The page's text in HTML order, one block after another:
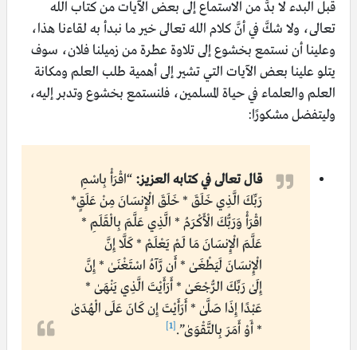
قبل البدء لا بدَّ من الاستماع إلى بعض الآيات من كتاب الله
تعالى، ولا شكَّ في أنَّ كلام الله تعالى خير ما نبدأ به لقاءنا هذا،
وعلينا أن نستمع بخشوع إلى تلاوة عطرة من زميلنا فلان، سوف
يتلو علينا بعض الآيات التي تشير إلى أهمية طلب العلم ومكانة
العلم والعلماء في حياة المسلمين، فلنستمع بخشوع وتدبر إليه،
وليتفضل مشكورًا:
قال تعالى في كتابه العزيز: “اقْرَأْ بِاسْمِ
رَبِّكَ الَّذِي خَلَقَ * خَلَقَ الْإِنسَانَ مِنْ عَلَقٍ*
اقْرَأْ وَرَبُّكَ الْأَكْرَمُ * الَّذِي عَلَّمَ بِالْقَلَمِ *
عَلَّمَ الْإِنسَانَ مَا لَمْ يَعْلَمْ * كَلَّا إِنَّ
الْإِنسَانَ لَيَطْغَىٰ * أَن رَّآهُ اسْتَغْنَىٰ * إِنَّ
إِلَىٰ رَبِّكَ الرُّجْعَىٰ * أَرَأَيْتَ الَّذِي يَنْهَىٰ *
عَبْدًا إِذَا صَلَّىٰ * أَرَأَيْتَ إِن كَانَ عَلَى الْهُدَىٰ
* أَوْ أَمَرَ بِالتَّقْوَىٰ”.[1]